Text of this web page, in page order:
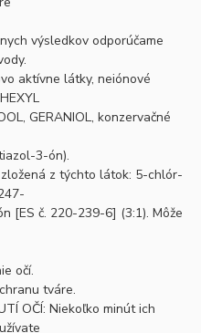
výsledkov odporúčame
aktívne látky, neiónové
GERANIOL, konzervačné
3-ón).
z týchto látok: 5-chlór-
[ES č. 220-239-6] (3:1). Môže
očí.
tváre.
OČÍ: Niekoľko minút ich